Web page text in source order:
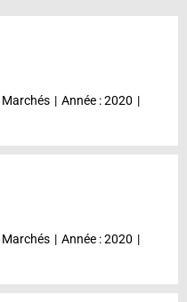
Marchés Année :2020
Marchés Année :2020